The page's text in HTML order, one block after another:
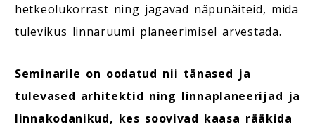
hetkeolukorrast ning jagavad näpunäiteid, mida
tulevikus linnaruumi planeerimisel arvestada.
Seminarile on oodatud nii tänased ja
tulevased arhitektid ning linnaplaneerijad ja
linnakodanikud, kes soovivad kaasa rääkida